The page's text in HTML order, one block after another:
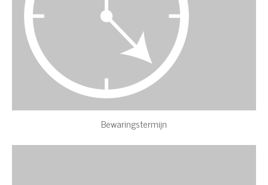
Bewaringstermijn